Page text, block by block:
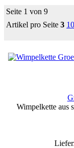
Seite 1 von 9
Artikel pro Seite 3 10
Wimpelkette aus